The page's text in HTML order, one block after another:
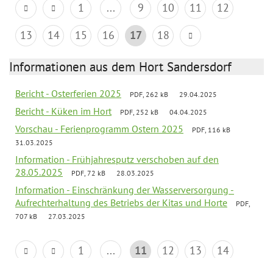
1 ... 9 10 11
12
13
14 15 16 17 18
Informationen aus dem Hort Sandersdorf
Bericht - Osterferien 2025 PDF, 262 kB 29.04.2025
Bericht - Küken im Hort PDF, 252 kB 04.04.2025
Vorschau - Ferienprogramm Ostern 2025
PDF, 116 kB
31.03.2025
Information - Frühjahresputz verschoben auf den
28.05.2025
PDF, 72 kB 28.03.2025
Information - Einschränkung der Wasserversorgung -
Aufrechterhaltung des Betriebs der Kitas und Horte
PDF,
707 kB
27.03.2025
1 ... 11 12 13
14